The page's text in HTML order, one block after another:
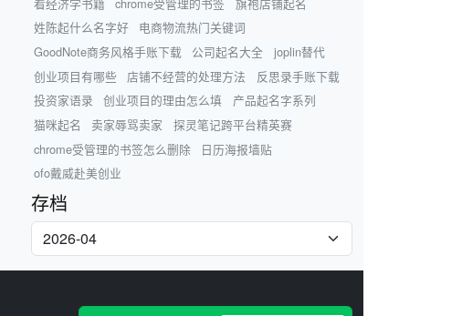
姓陈起什么名字好
电商物流热门关键词
GoodNote商务风格手账下载
公司起名大全
joplin替代
创业项目有哪些
店铺不经营的处理方法
反思录手账下载
投资家语录
创业项目的理由怎么填
产品起名字系列
猫咪起名
卖家辱骂卖家
探灵笔记跨平台精英赛
chrome受管理的书签怎么删除
日历海报墙贴
ofo戴威赴美创业
存档